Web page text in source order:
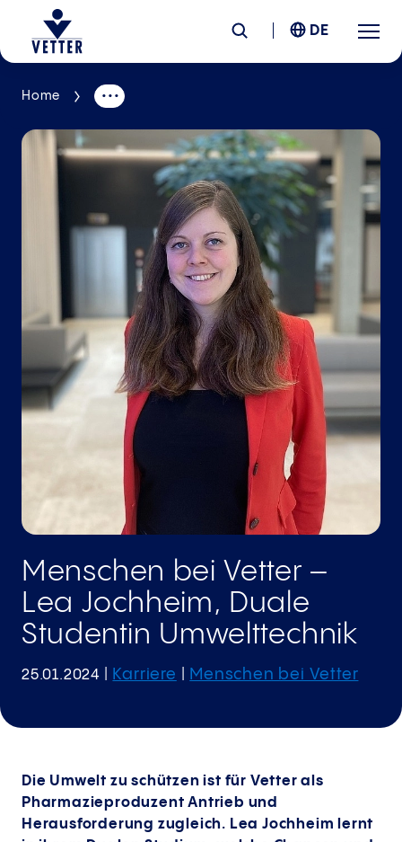
Unternehmen
Verantwortung
Services
News &Insights
Karriere
DE
Home
Menschen bei Vetter –
Lea Jochheim, Duale
Studentin Umwelttechnik
25.01.2024 Karriere Menschen bei Vetter
Die Umwelt zu schützen ist für Vetter als
Pharmazieproduzent Antrieb und
Herausforderung zugleich. Lea Jochheim lernt